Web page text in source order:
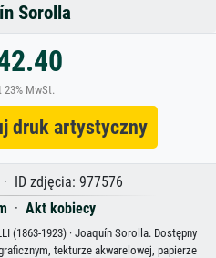
Sorolla
23% MwSt.
druk artystyczny
ID zdjęcia: 977576
· Akt kobiecy
(1863-1923) · Joaquín Sorolla. Dostępny
tekturze akwarelowej, papierze